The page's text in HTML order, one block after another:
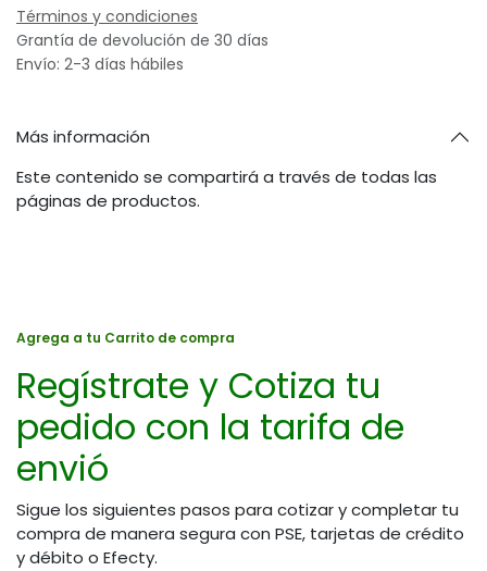
Términos y condiciones
Grantía de devolución de 30 días
Envío: 2-3 días hábiles
Más información
Este contenido se compartirá a través de todas las
páginas de productos.
Agrega a tu Carrito de compra
Regístrate y Cotiza tu
pedido con la tarifa de
envió
Sigue los siguientes pasos para cotizar y completar tu
compra de manera segura con PSE, tarjetas de crédito
y débito o Efecty.